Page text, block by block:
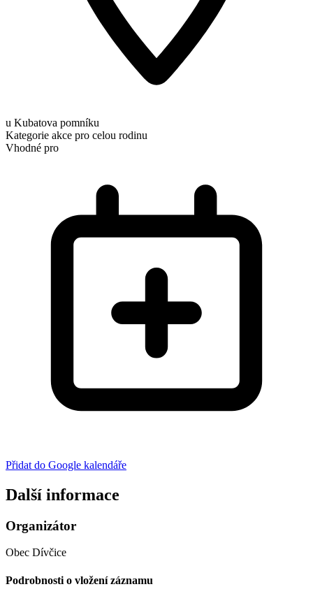
u Kubatova pomníku
Kategorie akce pro celou rodinu
Vhodné pro
Přidat do Google kalendáře
Další informace
Organizátor
Obec Dívčice
Podrobnosti o vložení záznamu